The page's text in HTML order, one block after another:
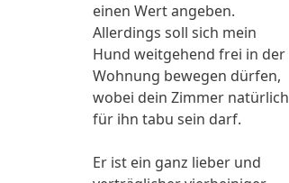
einen Wert angeben.
Allerdings soll sich mein
Hund weitgehend frei in der
Wohnung bewegen dürfen,
wobei dein Zimmer natürlich
für ihn tabu sein darf.
Er ist ein ganz lieber und